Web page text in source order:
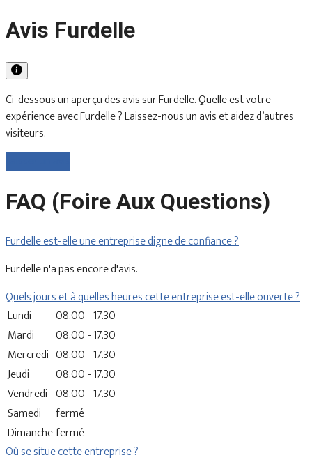
Avis Furdelle
Ci-dessous un aperçu des avis sur Furdelle. Quelle est votre
expérience avec Furdelle ? Laissez-nous un avis et aidez d’autres
visiteurs.
FAQ (Foire Aux Questions)
Furdelle est-elle une entreprise digne de confiance ?
Furdelle n'a pas encore d'avis.
Quels jours et à quelles heures cette entreprise est-elle ouverte ?
Lundi
08.00 - 17.30
Mardi
08.00 - 17.30
Mercredi 08.00 - 17.30
Jeudi
08.00 - 17.30
Vendredi 08.00 - 17.30
Samedi
fermé
Dimanchefermé
Où se situe cette entreprise ?